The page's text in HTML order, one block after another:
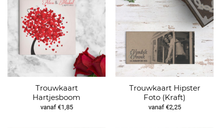
Trouwkaart
Hartjesboom
vanaf €1,85
Trouwkaart Hipster
Foto (Kraft)
vanaf €2,25